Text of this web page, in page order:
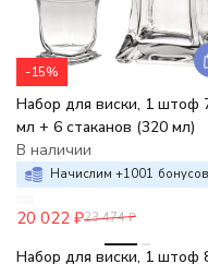
-15%
Набор для виски, 1 штоф
мл + 6 стаканов (320 мл)
В наличии
Начислим +1001 бонусов
20 022 ₽23 474 ₽
-15%
Набор для виски, 1 штоф